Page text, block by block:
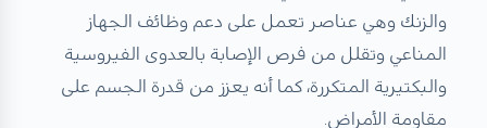
والزنك وهي عناصر تعمل على دعم وظائف الجهاز
المناعي وتقلل من فرص الإصابة بالعدوى الفيروسية
والبكتيرية المتكررة، كما أنه يعزز من قدرة الجسم على
مقاومة الأمراض.